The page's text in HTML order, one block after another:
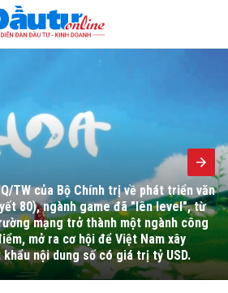
Văn Tuấn yêu cầu đẩy mạnh hoàn
chính, chuyển đổi số, tháo gỡ
doanh nghiệp và thúc đẩy giải ngân